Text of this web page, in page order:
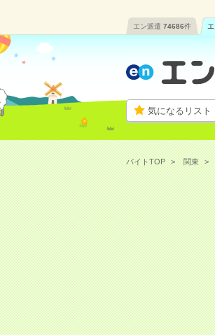
エン派遣 74686件
気になるリスト
バイトTOP 関東